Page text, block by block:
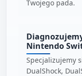
Twojego pada.
Nintendo
Specjalizujemy
DualShock,